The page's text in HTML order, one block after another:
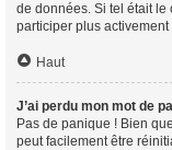
de données. Si tel était le
participer plus
Haut
J’ai perdu mon mot de
Pas de panique ! Bien
peut facilement être